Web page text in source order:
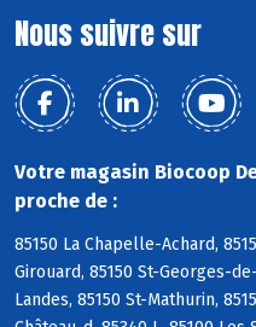
Nous suivre sur
Votre magasin Biocoop
proche de :
85150 La Chapelle-Achard,
Girouard, 85150 St-Georges-
Landes, 85150 St-Mathurin,